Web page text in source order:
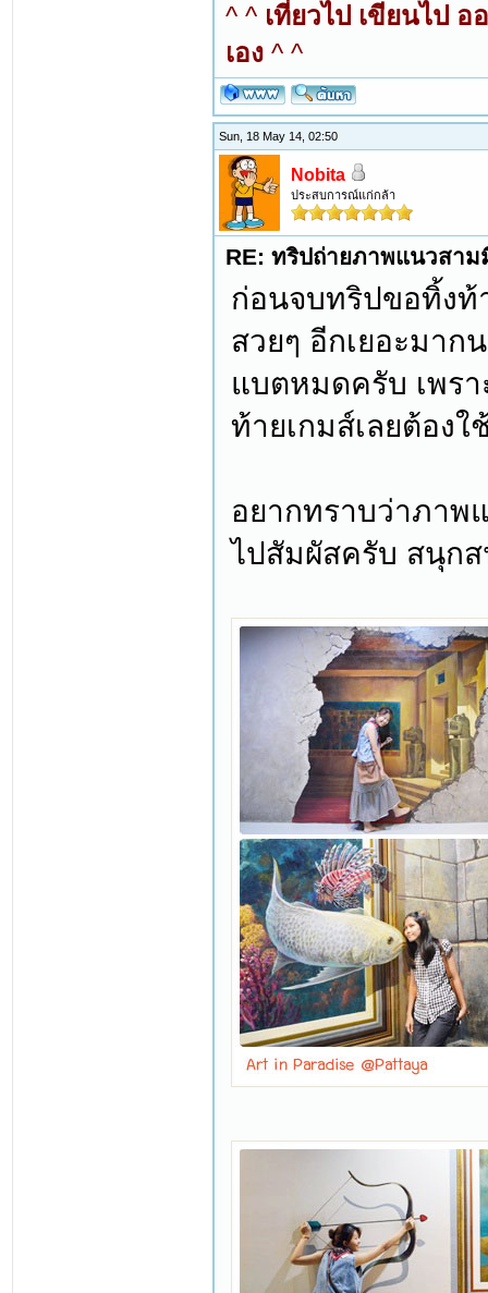
^ ^ เที่ยวไป เขียนไป
เอง ^ ^
Sun, 18 May 14, 02:50
Nobita
ประสบการณ์แก่กล้า
RE: ทริปถ่ายภาพแนวสา
ก่อนจบทริปขอทิ้งท้
สวยๆ อีกเยอะมาก
แบตหมดครับ เพร
ท้ายเกมส์เลยต้อง
อยากทราบว่าภาพ
ไปสัมผัสครับ สนุก